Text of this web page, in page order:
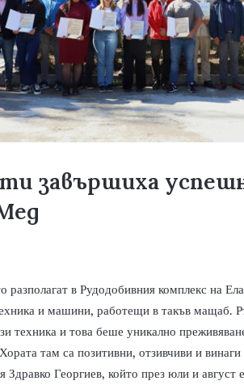
завършиха
разполагат в Рудодобивния комплекс на
и машини, работещи в такъв мащаб.
техника и това беше уникално
там са позитивни, отзивчиви и
Здравко Георгиев, който през юли и август